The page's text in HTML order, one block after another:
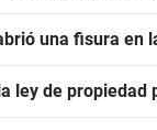
una fisura en
ley de propiedad